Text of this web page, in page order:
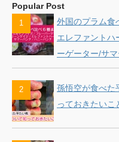
Popular Post
外国のプラム食
エレファントハ
ーゲーター/サ
孫悟空が食べた
っておきたいこ